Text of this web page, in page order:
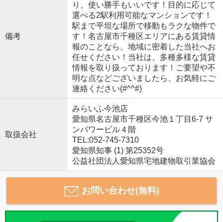
備考
り、使い勝手もいいです！目的に応じて
選べる2駅利用可能なマンションです！
駅まで平坦な場所で移動もラクな物件で
す！名古屋市千種区エリアにある賃貸情
報のことなら、地域に密着した当社へお
任せください！当社は、多種多様な賃貸
情報を取り扱っております！ご要望や不
明な点などございましたら、お気軽にご
連絡ください(#^^#)
取扱会社
みらいふ今池店
愛知県名古屋市千種区今池１丁目6-7 サ
ンパワービル４階
TEL:052-745-7310
愛知県知事 (1) 第25352号
公益社団法人愛知県宅地建物取引業協会
お問い合わせ(無料)